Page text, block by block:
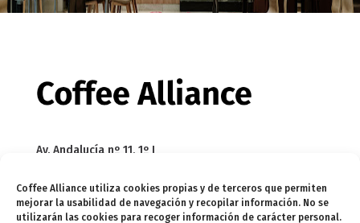
Coffee Alliance utiliza cookies propias y de terceros que permiten
mejorar la usabilidad de navegación y recopilar información. No se
utilizarán las cookies para recoger información de carácter personal.
Av. Andalucía nº 11, 1º I
29002 Málaga